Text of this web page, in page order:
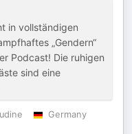
in vollständigen
„Gendern“
Podcast! Die ruhigen
sind eine
Germany